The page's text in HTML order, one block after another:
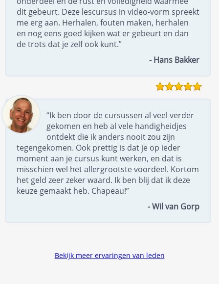
dit gebeurt. Deze lescursus in video-vorm spreekt
me erg aan. Herhalen, fouten maken, herhalen
en nog eens goed kijken wat er gebeurt en dan
de trots dat je zelf ook kunt.”
- Hans Bakker
“Ik ben door de cursussen al veel verder
gekomen en heb al vele handigheidjes
ontdekt die ik anders nooit zou zijn
tegengekomen. Ook prettig is dat je op ieder
moment aan je cursus kunt werken, en dat is
misschien wel het allergrootste voordeel. Kortom
het geld zeer zeker waard. Ik ben blij dat ik deze
keuze gemaakt heb. Chapeau!”
- Wil van Gorp
Bekijk meer ervaringen van leden